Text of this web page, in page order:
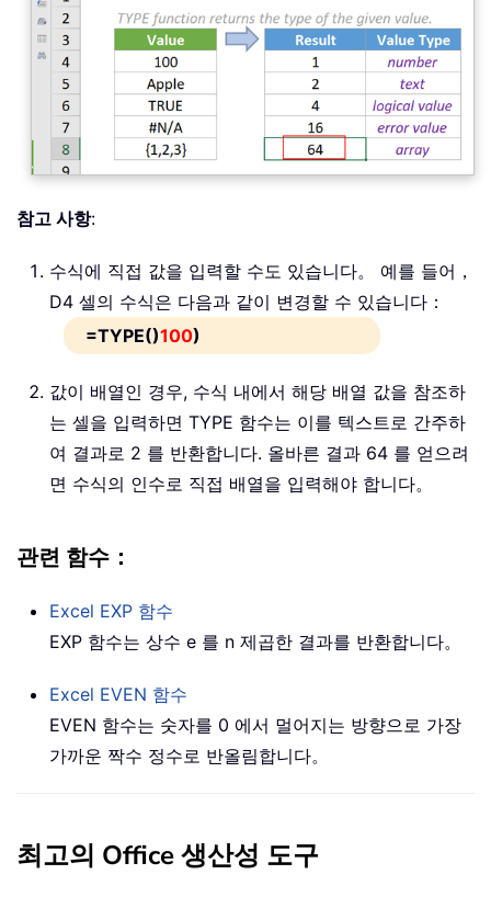
참고 사항:
수식에 직접 값을 입력할 수도 있습니다。 예를 들어，
D4 셀의 수식은 다음과 같이 변경할 수 있습니다：
=TYPE()100)
값이 배열인 경우, 수식 내에서 해당 배열 값을 참조하
는 셀을 입력하면 TYPE 함수는 이를 텍스트로 간주하
여 결과로 2 를 반환합니다. 올바른 결과 64 를 얻으려
면 수식의 인수로 직접 배열을 입력해야 합니다。
관련 함수：
Excel EXP 함수
EXP 함수는 상수 e 를 n 제곱한 결과를 반환합니다。
Excel EVEN 함수
EVEN 함수는 숫자를 0 에서 멀어지는 방향으로 가장
가까운 짝수 정수로 반올림합니다。
최고의 Office 생산성 도구